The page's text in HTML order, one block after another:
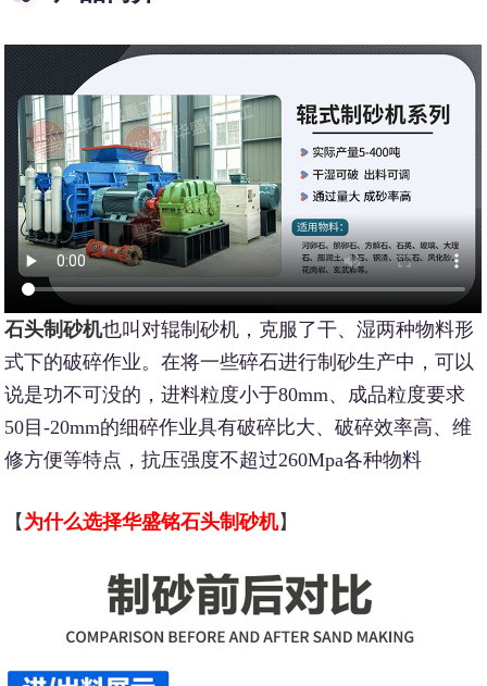
石头制砂机也叫对辊制砂机，克服了干、湿两种物料形
式下的破碎作业。在将一些碎石进行制砂生产中，可以
说是功不可没的，进料粒度小于80mm、成品粒度要求
50目-20mm的细碎作业具有破碎比大、破碎效率高、维
修方便等特点，抗压强度不超过260Mpa各种物料
【 为什么选择华盛铭石头制砂机】